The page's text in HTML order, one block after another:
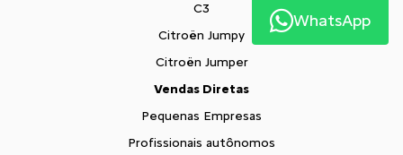
C3
Citroën Jumpy
Citroën Jumper
Vendas Diretas
Pequenas Empresas
Profissionais autônomos
WhatsApp